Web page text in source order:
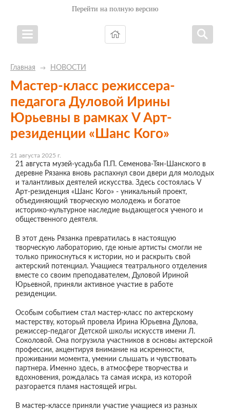
Перейти на полную версию
Главная → НОВОСТИ
Мастер-класс режиссера-
педагога Дуловой Ирины
Юрьевны в рамках V Арт-
резиденции «Шанс Кого»
21 августа 2025 г.
21 августа музей-усадьба П.П. Семенова-Тян-Шанского в
деревне Рязанка вновь распахнул свои двери для молодых
и талантливых деятелей искусства. Здесь состоялась V
Арт-резиденция «Шанс Кого» - уникальный проект,
объединяющий творческую молодежь и богатое
историко-культурное наследие выдающегося ученого и
общественного деятеля.
В этот день Рязанка превратилась в настоящую
творческую лабораторию, где юные артисты смогли не
только прикоснуться к истории, но и раскрыть свой
актерский потенциал. Учащиеся театрального отделения
вместе со своим преподавателем, Дуловой Ириной
Юрьевной, приняли активное участие в работе
резиденции.
Особым событием стал мастер-класс по актерскому
мастерству, который провела Ирина Юрьевна Дулова,
режиссер-педагог Детской школы искусств имени Л.
Соколовой. Она погрузила участников в основы актерской
профессии, акцентируя внимание на искренности,
проживании момента, умении слышать и чувствовать
партнера. Именно здесь, в атмосфере творчества и
вдохновения, рождалась та самая искра, из которой
разгорается пламя настоящей игры.
В мастер-классе приняли участие учащиеся из разных